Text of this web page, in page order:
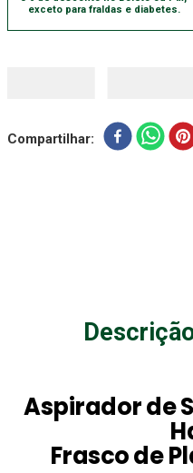
exceto para fraldas e diabetes.
Compartilhar
Aspirador de
Frasco de